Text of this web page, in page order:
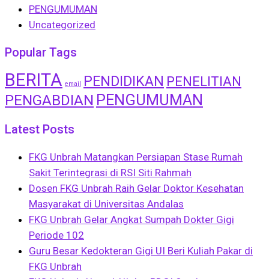
PENGUMUMAN
Uncategorized
Popular Tags
BERITA email PENDIDIKAN PENELITIAN
PENGABDIAN PENGUMUMAN
Latest Posts
FKG Unbrah Matangkan Persiapan Stase Rumah
Sakit Terintegrasi di RSI Siti Rahmah
Dosen FKG Unbrah Raih Gelar Doktor Kesehatan
Masyarakat di Universitas Andalas
FKG Unbrah Gelar Angkat Sumpah Dokter Gigi
Periode 102
Guru Besar Kedokteran Gigi UI Beri Kuliah Pakar di
FKG Unbrah